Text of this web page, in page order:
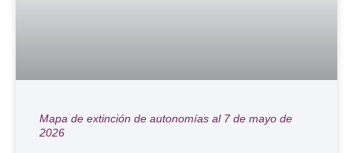
Mapa de extinción de autonomías al 7 de mayo de
2026